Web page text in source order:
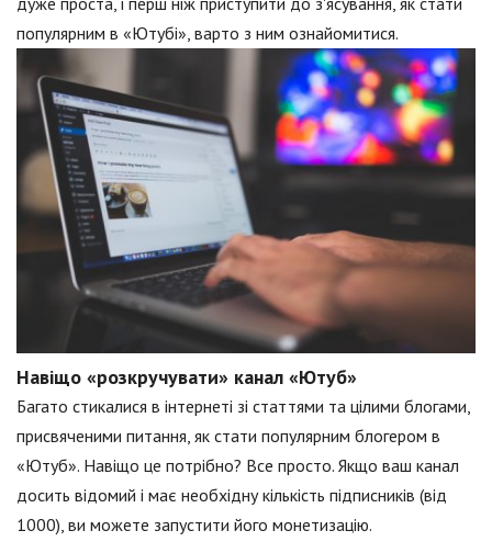
популярним в «Ютубі», варто з ним ознайомитися.
Навіщо «розкручувати» канал «Ютуб»
Багато стикалися в інтернеті зі статтями та цілими блогами,
присвяченими питання, як стати популярним блогером в
«Ютуб». Навіщо це потрібно? Все просто. Якщо ваш канал
досить відомий і має необхідну кількість підписників (від
1000), ви можете запустити його монетизацію.